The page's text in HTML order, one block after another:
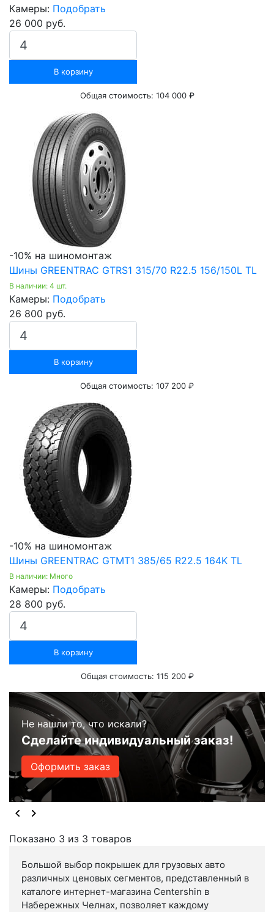
Камеры: Подобрать
26 000 руб.
В корзину
Общая стоимость: 104 000 ₽
-10% на шиномонтаж
Шины GREENTRAC GTRS1 315/70 R22.5 156/150L TL
В наличии: 4 шт.
Камеры: Подобрать
26 800 руб.
В корзину
Общая стоимость: 107 200 ₽
-10% на шиномонтаж
Шины GREENTRAC GTMT1 385/65 R22.5 164K TL
В наличии: Много
Камеры: Подобрать
28 800 руб.
В корзину
Общая стоимость: 115 200 ₽
Не нашли то, что искали?
Сделайте индивидуальный заказ!
Оформить заказ
Показано 3 из 3 товаров
Большой выбор покрышек для грузовых авто
различных ценовых сегментов, представленный в
каталоге интернет-магазина Centershin в
Набережных Челнах, позволяет каждому